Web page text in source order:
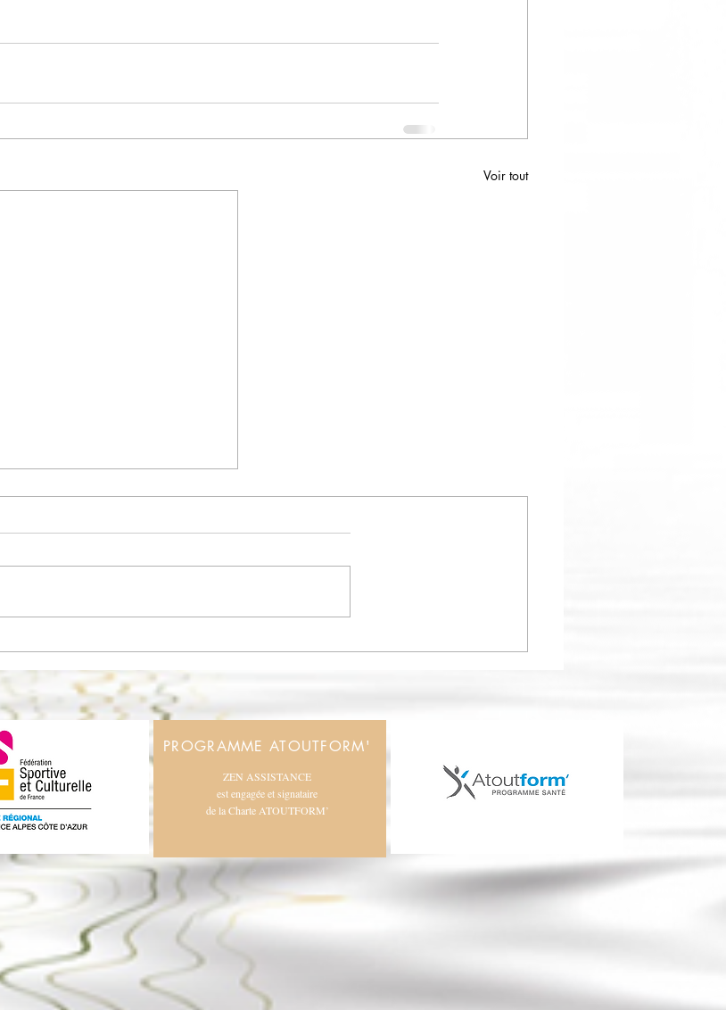
Voir tout
Assemblée Générale
*
PROGRAMME ATOUTFORM'
ZEN ASSISTANCE
est engagée et signataire
de la Charte ATOUTFORM’